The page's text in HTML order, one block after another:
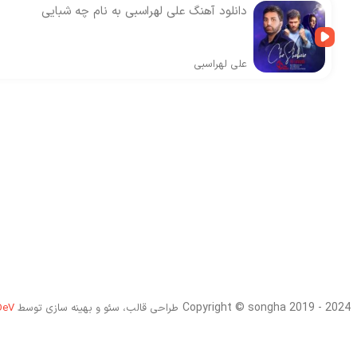
دانلود آهنگ علی لهراسبی به نام چه شبایی
علی لهراسبی
Copyright © songha 2019 - 2024 طراحی قالب، سئو و بهینه سازی توسط